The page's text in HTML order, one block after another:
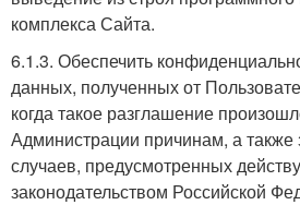
комплекса Сайта.
6.1.3. Обеспечить
данных, полученных от
когда такое разглашение
Администрации причинам, а также
случаев, предусмотренных
законодательством Российской